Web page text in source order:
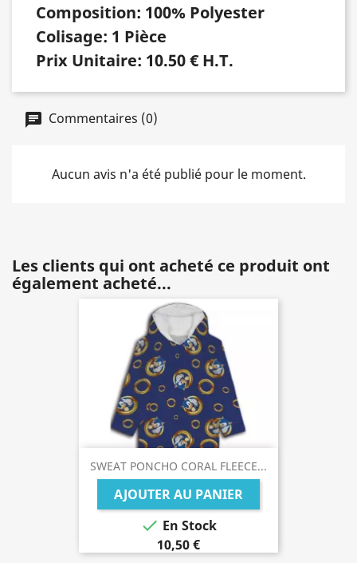
Composition: 100% Polyester
Colisage: 1 Pièce
Prix Unitaire: 10.50 € H.T.
Commentaires (0)
Aucun avis n'a été publié pour le moment.
Les clients qui ont acheté ce produit ont
également acheté...
SWEAT PONCHO CORAL FLEECE...
AJOUTER AU PANIER
 En Stock
10,50 €